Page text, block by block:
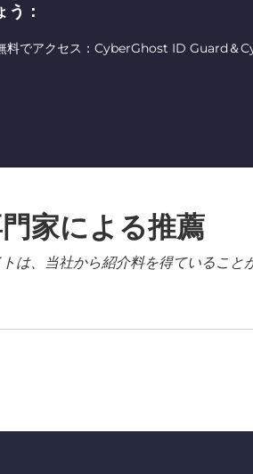
：
料でアクセス：CyberGhost ID Guard＆
家による推薦
は、当社から紹介料を得ていること